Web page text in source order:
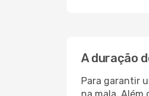
A duração
Para garantir